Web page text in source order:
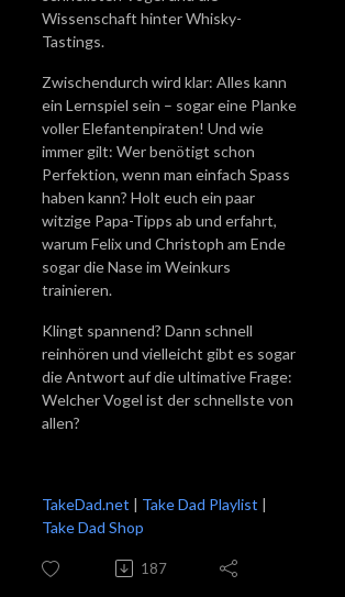
Wissenschaft hinter Whisky-
Tastings.
Zwischendurch wird klar: Alles kann
ein Lernspiel sein – sogar eine Planke
voller Elefantenpiraten! Und wie
immer gilt: Wer benötigt schon
Perfektion, wenn man einfach Spass
haben kann? Holt euch ein paar
witzige Papa-Tipps ab und erfahrt,
warum Felix und Christoph am Ende
sogar die Nase im Weinkurs
trainieren.
Klingt spannend? Dann schnell
reinhören und vielleicht gibt es sogar
die Antwort auf die ultimative Frage:
Welcher Vogel ist der schnellste von
allen?
TakeDad.net | Take Dad Playlist |
Take Dad Shop
187